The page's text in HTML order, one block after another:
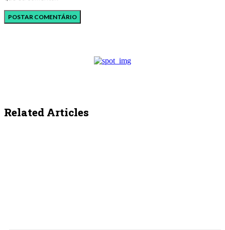
Related Articles